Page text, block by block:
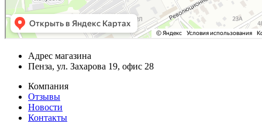
Адрес магазина
Пенза, ул. Захарова 19, офис 28
Компания
Отзывы
Новости
Контакты